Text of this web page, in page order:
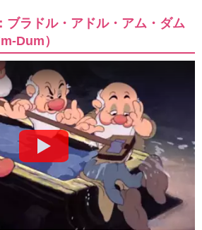
ブラドル・アドル・アム・ダム
Dum）